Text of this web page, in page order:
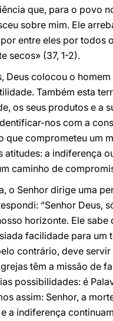
que, para o povo
sobre mim. Ele
entre eles por todos
secos» (37, 1-2).
Deus colocou o
Também esta
os seus produtos e a
nos com a
que comprometeu um
atitudes: a indiferença
caminho de
o Senhor dirige uma
“Senhor Deus,
horizonte. Ele sabe
facilidade para um
contrário, deve
têm a missão de
possibilidades: é
assim: Senhor, a
a indiferença